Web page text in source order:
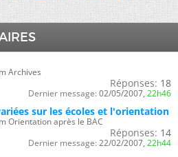
Archives
Réponses: 18
Dernier message: 02/05/2007, 22h46
sur les écoles et l'orientation
Orientation après le BAC
Réponses: 14
Dernier message: 22/02/2007, 22h44